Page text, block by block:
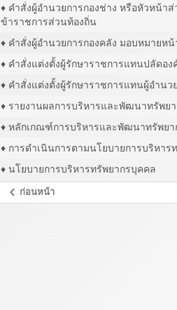
♦ คำสั่งผู้อำนวยการกองช่าง หรือหัวหน้า
ข้าราชการส่วนท้องถิ่น
♦ คำสั่งผู้อำนวยการกองคลัง มอบหมายห
♦ คำสั่งแต่งตั้งผู้รักษาราชการแทนปลัดอง
♦ คำสั่งแต่งตั้งผู้รักษาราชการแทนผู้อำน
♦ รายงานผลการบริหารและพัฒนาทรัพย
♦ หลักเกณฑ์การบริหารและพัฒนาทรัพยา
♦ การดำเนินการตามนโยบายการบริหาร
♦ นโยบายการบริหารทรัพยากรบุคคล
ก่อนหน้า